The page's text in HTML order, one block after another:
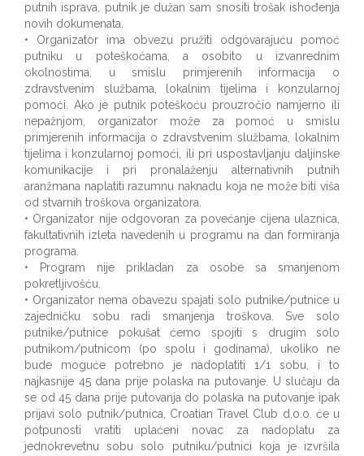
putnih isprava, putnik je dužan sam snositi trošak ishođenja
novih dokumenata.
• Organizator ima obvezu pružiti odgovarajuću pomoć
putniku u poteškoćama, a osobito u izvanrednim
okolnostima, u smislu primjerenih informacija o
zdravstvenim službama, lokalnim tijelima i konzularnoj
pomoći. Ako je putnik poteškoću prouzročio namjerno ili
nepažnjom, organizator može za pomoć u smislu
primjerenih informacija o zdravstvenim službama, lokalnim
tijelima i konzularnoj pomoći, ili pri uspostavljanju daljinske
komunikacije i pri pronalaženju alternativnih putnih
aranžmana naplatiti razumnu naknadu koja ne može biti viša
od stvarnih troškova organizatora.
• Organizator nije odgovoran za povećanje cijena ulaznica,
fakultativnih izleta navedenih u programu na dan formiranja
programa.
• Program nije prikladan za osobe sa smanjenom
pokretljivošću.
• Organizator nema obavezu spajati solo putnike/putnice u
zajedničku sobu radi smanjenja troškova. Sve solo
putnike/putnice pokušat ćemo spojiti s drugim solo
putnikom/putnicom (po spolu i godinama), ukoliko ne
bude moguće potrebno je nadoplatiti 1/1 sobu, i to
najkasnije 45 dana prije polaska na putovanje. U slučaju da
se od 45 dana prije putovanja do polaska na putovanje ipak
prijavi solo putnik/putnica, Croatian Travel Club d.o.o. će u
potpunosti vratiti uplaćeni novac za nadoplatu za
jednokrevetnu sobu solo putniku/putnici koja je izvršila